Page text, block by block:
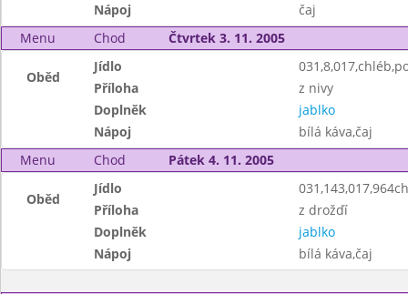
Nápoj
čaj
Menu
Chod Čtvrtek 3. 11. 2005
Oběd
Jídlo
Příloha
z nivy
Doplněk
jablko
Nápoj
bílá káva,čaj
Menu
Chod Pátek 4. 11. 2005
Oběd
Jídlo
Příloha
z drožďí
Doplněk
jablko
Nápoj
bílá káva,čaj